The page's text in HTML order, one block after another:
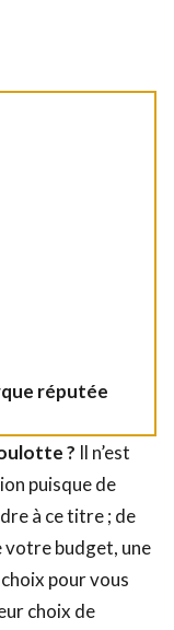
réputée
? Il n’est
puisque de
à ce titre ; de
votre budget, une
pour vous
choix de